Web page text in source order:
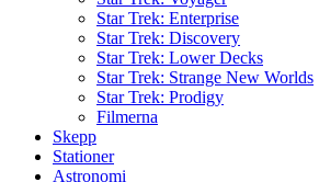
Star Trek: Enterprise
Star Trek: Discovery
Star Trek: Lower Decks
Star Trek: Strange New Worlds
Star Trek: Prodigy
Filmerna
Skepp
Stationer
Astronomi